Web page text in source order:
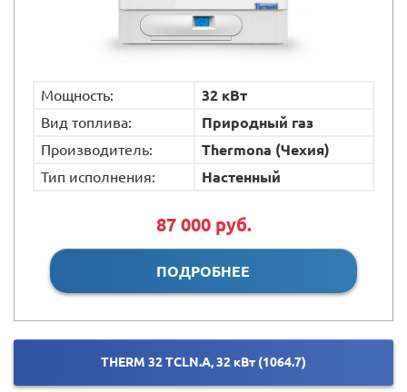
Мощность:
32 кВт
Вид топлива:
Природный газ
Производитель:
Thermona (Чехия)
Тип исполнения:
Настенный
87 000 руб.
ПОДРОБНЕЕ
THERM 32 TCLN.A, 32 кВт (1064.7)